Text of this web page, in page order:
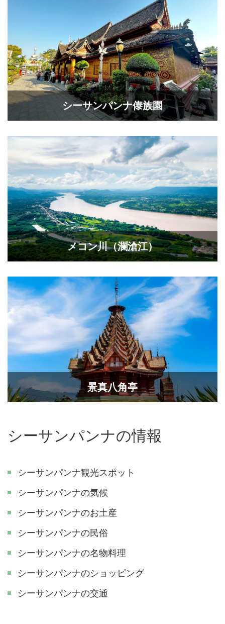
シーサンパンナ傣族園
メコン川（瀾滄江）
景真八角亭
シーサンパンナの情報
シーサンパンナ観光スポット
シーサンパンナの気候
シーサンパンナのお土産
シーサンパンナの民俗
シーサンパンナの名物料理
シーサンパンナのショッピング
シーサンパンナの交通